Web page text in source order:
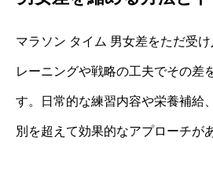
マラソン タイム 男女差をただ受
レーニングや戦略の工夫でその差
す。日常的な練習内容や栄養補給
別を超えて効果的なアプローチが